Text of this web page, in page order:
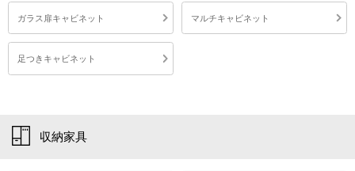
ガラス扉キャビネット マルチキャビネット
足つきキャビネット
収納家具